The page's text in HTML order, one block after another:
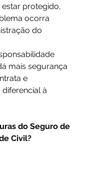
protegido,
ocorra
do
mais segurança
e
à
do Seguro de
Civil?